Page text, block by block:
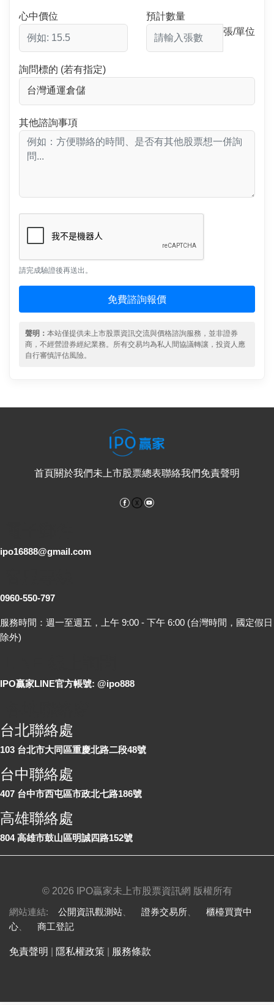
心中價位
預計數量
張/單位
詢問標的 (若有指定)
其他諮詢事項
請完成驗證後再送出。
免費諮詢報價
聲明： 本站僅提供未上市股票資訊交流與價格諮詢服務，並非證券
商，不經營證券經紀業務。所有交易均為私人間協議轉讓，投資人應
自行審慎評估風險。
首頁關於我們未上市股票總表聯絡我們免責聲明
Facebook
ipo16888@gmail.com
0960-550-797
服務時間：週一至週五，上午 9:00 - 下午 6:00 (台灣時間，國定假日
除外)
IPO贏家LINE官方帳號: @ipo888
台北聯絡處
103 台北市大同區重慶北路二段48號
台中聯絡處
407 台中市西屯區市政北七路186號
高雄聯絡處
804 高雄市鼓山區明誠四路152號
© 2026 IPO贏家未上市股票資訊網 版權所有
網站連結: 公開資訊觀測站 證券交易所
櫃檯買賣中
心
商工登記
免責聲明 隱私權政策 服務條款